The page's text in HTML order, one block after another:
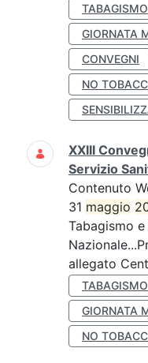
TABAGISMO
GIORNATA
CONVEGNI
NO
XXIII
Servizio
Contenuto
31 maggio
Tabagismo
allegato
TABAGISMO
GIORNATA
NO